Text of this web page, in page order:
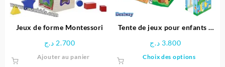
sur
page
Jeux de forme Montessori
2.700 د.ج
Ajouter au panier
Tente de jeux pour enfants –
3.800 د.ج
Choix des options